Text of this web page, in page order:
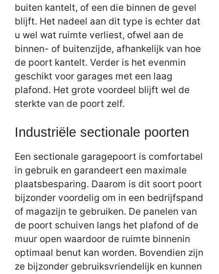
buiten kantelt, of een die binnen de gevel
blijft. Het nadeel aan dit type is echter dat
u wel wat ruimte verliest, ofwel aan de
binnen- of buitenzijde, afhankelijk van hoe
de poort kantelt. Verder is het evenmin
geschikt voor garages met een laag
plafond. Het grote voordeel blijft wel de
sterkte van de poort zelf.
Industriële sectionale poorten
Een sectionale garagepoort is comfortabel
in gebruik en garandeert een maximale
plaatsbesparing. Daarom is dit soort poort
bijzonder voordelig om in een bedrijfspand
of magazijn te gebruiken. De panelen van
de poort schuiven langs het plafond of de
muur open waardoor de ruimte binnenin
optimaal benut kan worden. Bovendien zijn
ze bijzonder gebruiksvriendelijk en kunnen